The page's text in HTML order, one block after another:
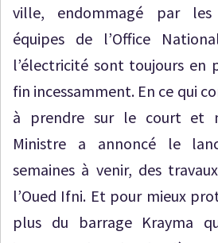
ville, endommagé par les
équipes de l’Office
l’électricité sont toujours en
fin incessamment. En ce qui
à prendre sur le court et
Ministre a annoncé le
semaines à venir, des
l’Oued Ifni. Et pour mieux
plus du barrage Krayma